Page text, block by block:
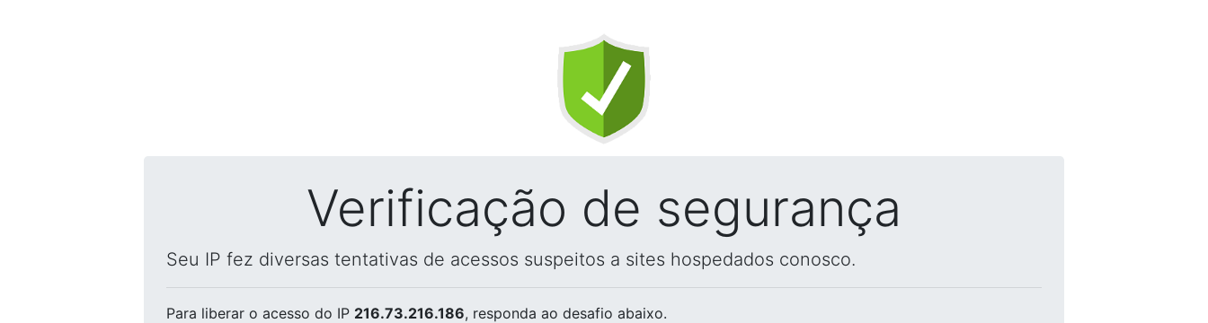
Verificação de segurança
Seu IP fez diversas tentativas de acessos suspeitos a sites hospedados conosco.
Para liberar o acesso do IP 216.73.216.186, responda ao desafio abaixo.